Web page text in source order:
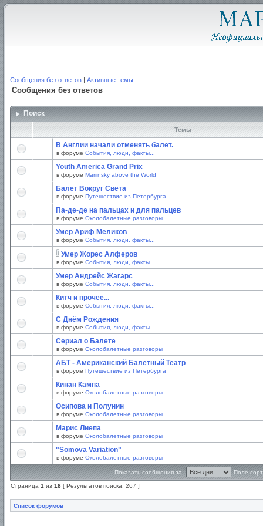
Сообщения без ответов | Активные темы
Сообщения без ответов
Поиск
Темы
В Англии начали отменять балет.
в форуме События, люди, факты...
Youth America Grand Prix
в форуме Mariinsky above the World
Балет Вокруг Света
в форуме Путешествие из Петербурга
Па-де-де на пальцах и для пальцев
в форуме Околобалетные разговоры
Умер Ариф Меликов
в форуме События, люди, факты...
Умер Жорес Алферов
в форуме События, люди, факты...
Умер Андрейс Жагарс
в форуме События, люди, факты...
Китч и прочее...
в форуме События, люди, факты...
С Днём Рождения
в форуме События, люди, факты...
Сериал о Балете
в форуме Околобалетные разговоры
АБТ - Американский Балетный Театр
в форуме Путешествие из Петербурга
Кинан Кампа
в форуме Околобалетные разговоры
Осипова и Полунин
в форуме Околобалетные разговоры
Марис Лиепа
в форуме Околобалетные разговоры
"Somova Variation"
в форуме Околобалетные разговоры
Показать сообщения за: Поле
Страница 1 из 18 [ Результатов поиска: 267 ]
Список форумов